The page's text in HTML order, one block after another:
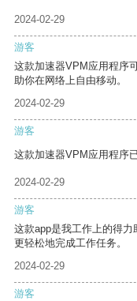
2024-02-29
游客
这款加速器VPM应用程序
助你在网络上自由移动。
2024-02-29
游客
这款加速器VPM应用程序
2024-02-29
游客
这款app是我工作上的得
更轻松地完成工作任务。
2024-02-29
游客